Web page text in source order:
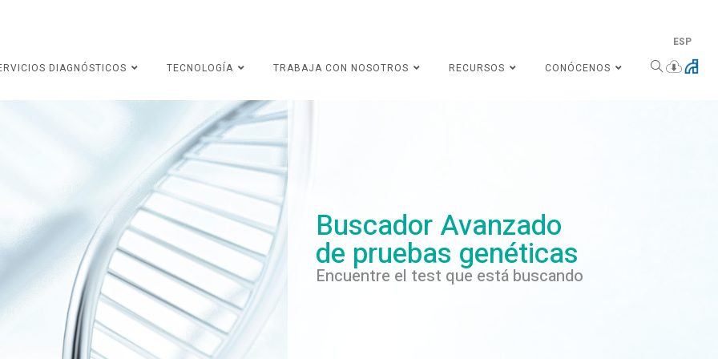
ESP
DIAGNÓSTICOS
TECNOLOGÍA TRABAJA CON NOSOTROS RECURSOS CONÓCENOS
Buscador Avanzado
de pruebas genéticas
Encuentre el test que está buscando